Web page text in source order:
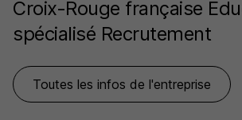
Croix-Rouge française
spécialisé Recrutement
Toutes les infos de l'entreprise